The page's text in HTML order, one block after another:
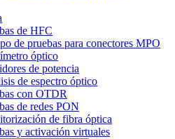
de HFC
de pruebas para conectores MPO
óptico
de potencia
de espectro óptico
con OTDR
de redes PON
de fibra óptica
y activación virtuales